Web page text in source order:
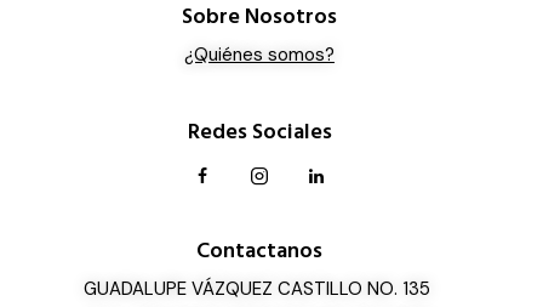
Sobre Nosotros
¿Quiénes somos?
Redes Sociales
Contactanos
GUADALUPE VÁZQUEZ CASTILLO NO. 135